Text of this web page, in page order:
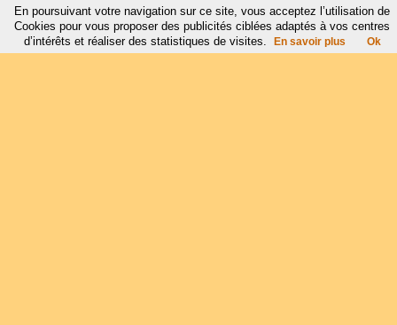
En poursuivant votre navigation sur ce site, vous acceptez l’utilisation de
Cookies pour vous proposer des publicités ciblées adaptés à vos centres
d’intérêts et réaliser des statistiques de visites.
En savoir plus Ok